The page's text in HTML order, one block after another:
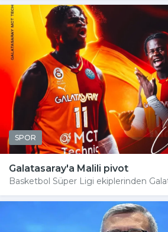
SPOR
Galatasaray'a Malili pivot
Basketbol Süper Ligi ekiplerinden